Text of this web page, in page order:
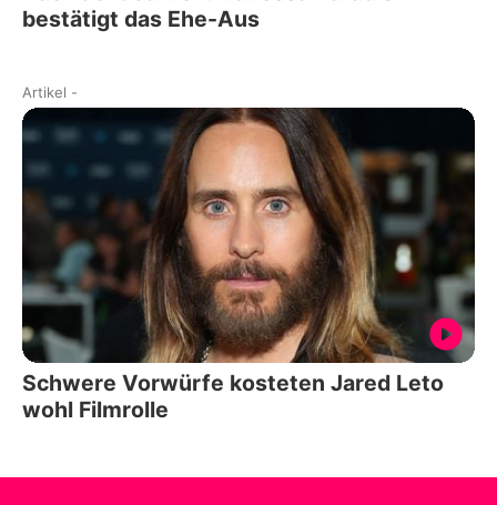
bestätigt das Ehe-Aus
Artikel -
Schwere Vorwürfe kosteten Jared Leto
wohl Filmrolle